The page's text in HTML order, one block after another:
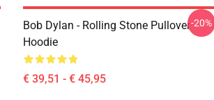
Bob Dylan - Rolling Stone Pullover
Hoodie
€ 39,51 - € 45,95
-20%